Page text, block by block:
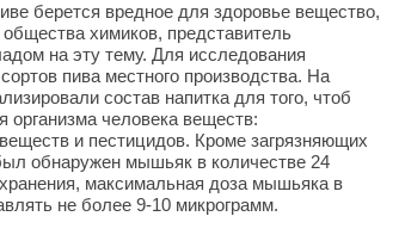
берется вредное для здоровье вещество,
химиков, представитель
на эту тему. Для исследования
пива местного производства. На
состав напитка для того, чтоб
человека веществ:
и пестицидов. Кроме загрязняющих
обнаружен мышьяк в количестве 24
максимальная доза мышьяка в
не более 9-10 микрограмм.